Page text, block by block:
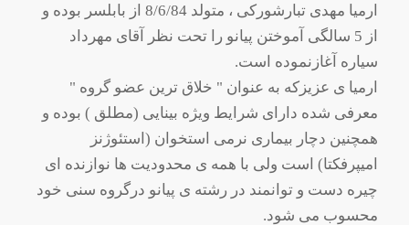
ارمیا مهدی تبارشورکی ، متولد 8/6/84 از بابلسر بوده و
از 5 سالگی آموختن پیانو را تحت نظر آقای مهرداد
سیاره آغازنموده است.
ارمیا ی عزیزکه به عنوان " خلاق ترین عضو گروه "
معرفی شده دارای شرایط ویژه بینایی (مطلق ) بوده و
همچنین دچار بیماری نرمی استخوان (استئوژنز
امیپرفکتا) است ولی با همه ی محدودیت ها نوازنده ای
چیره دست و توانمند در رشته ی پیانو درگروه سنی خود
محسوب می شود.